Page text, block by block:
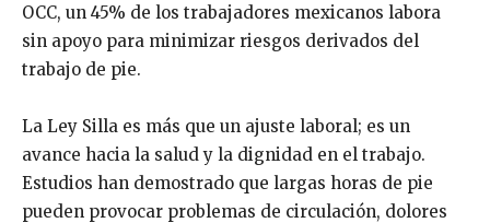
OCC, un 45% de los trabajadores mexicanos labora
sin apoyo para minimizar riesgos derivados del
trabajo de pie.
La Ley Silla es más que un ajuste laboral; es un
avance hacia la salud y la dignidad en el trabajo.
Estudios han demostrado que largas horas de pie
pueden provocar problemas de circulación, dolores